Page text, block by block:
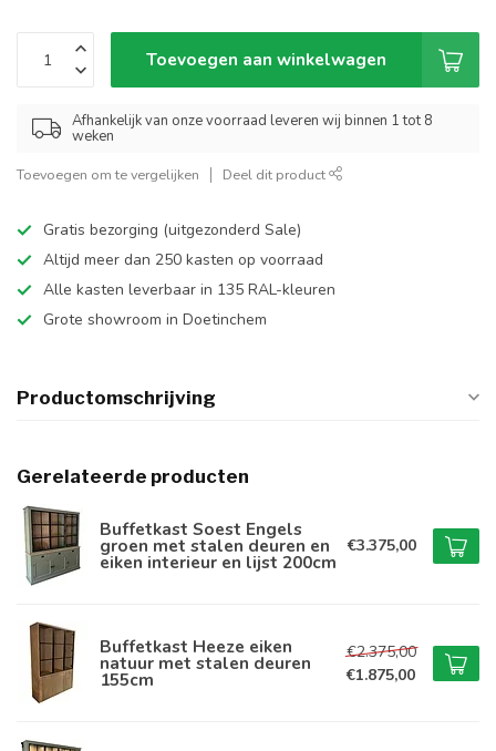
Toevoegen aan winkelwagen
Afhankelijk van onze voorraad leveren wij binnen 1 tot 8
weken
Toevoegen om te vergelijken Deel dit product
Gratis bezorging (uitgezonderd Sale)
Altijd meer dan 250 kasten op voorraad
Alle kasten leverbaar in 135 RAL-kleuren
Grote showroom in Doetinchem
Productomschrijving
Gerelateerde producten
Buffetkast Soest Engels
groen met stalen deuren en
eiken interieur en lijst 200cm
€3.375,00
Buffetkast Heeze eiken
natuur met stalen deuren
155cm
€2.375,00
€1.875,00